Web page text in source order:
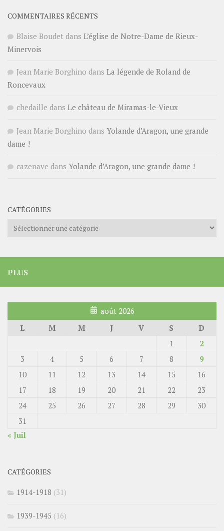
COMMENTAIRES RÉCENTS
Blaise Boudet dans L’église de Notre-Dame de Rieux-
Minervois
Jean Marie Borghino dans La légende de Roland de
Roncevaux
chedaille dans Le château de Miramas-le-Vieux
Jean Marie Borghino dans Yolande d’Aragon, une grande
dame !
cazenave dans Yolande d’Aragon, une grande dame !
CATÉGORIES
Catégories
PLUS
août 2026
L
M M J V S
D
1
2
3
4 5 6 7 8
9
10
11 12 13 14 15
16
17
18 19 20 21 22
23
24
25 26 27 28 29
30
31
« Juil
CATÉGORIES
1914-1918 (31)
1939-1945 (16)